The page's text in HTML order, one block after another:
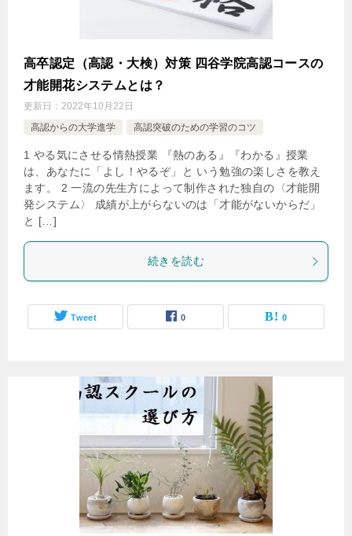
高卒認定（高認・大検）対策 四谷学院高認コースの
才能開花システムとは？
更新日： 2022年10月22日
高認からの大学進学
高認突破のための学習のコツ
1 やる気にさせる情熱授業 『熱のある』『わかる』授業
は、あなたに「よし！やるぞ」と いう勉強の楽しさを教え
ます。 2 一流の先生方によって制作された独自の〈才能開
発システム〉 成績が上がらないのは「才能がないからだ」
と […]
続きを読む
Tweet 0 0